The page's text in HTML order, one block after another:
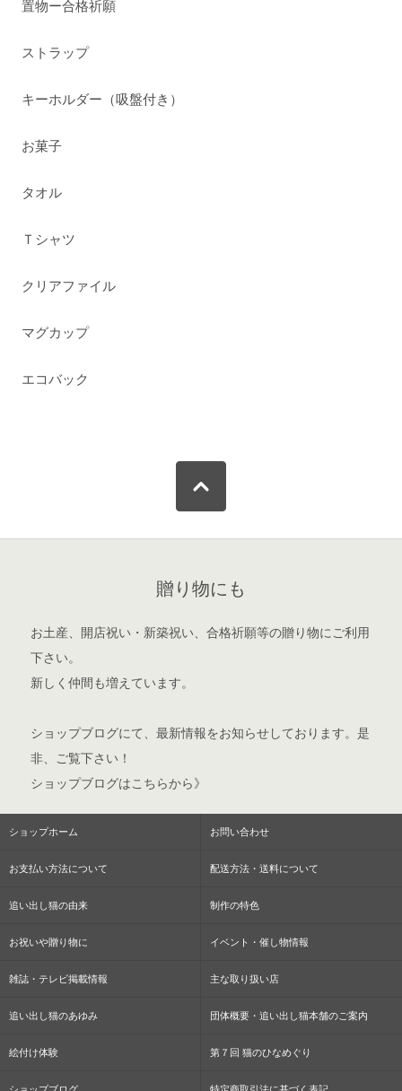
置物ー合格祈願
ストラップ
キーホルダー（吸盤付き）
お菓子
タオル
Ｔシャツ
クリアファイル
マグカップ
エコバック
贈り物にも
お土産、開店祝い・新築祝い、合格祈願等の贈り物にご利用
下さい。
新しく仲間も増えています。
ショップブログにて、最新情報をお知らせしております。是
非、ご覧下さい！
ショップブログはこちらから》
ショップホーム お問い合わせ
お支払い方法について 配送方法・送料について
追い出し猫の由来 制作の特色
お祝いや贈り物に イベント・催し物情報
雑誌・テレビ掲載情報 主な取り扱い店
追い出し猫のあゆみ 団体概要・追い出し猫本舗のご案内
絵付け体験 第７回 猫のひなめぐり